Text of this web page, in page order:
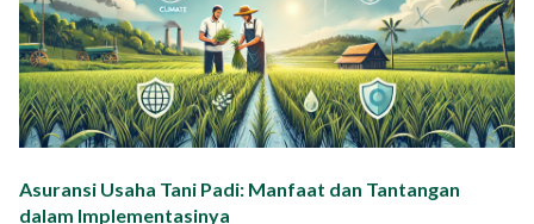
Yayasan Segenggam Beras
Media
Asuransi Usaha Tani Padi: Manfaat dan Tantangan
dalam Implementasinya